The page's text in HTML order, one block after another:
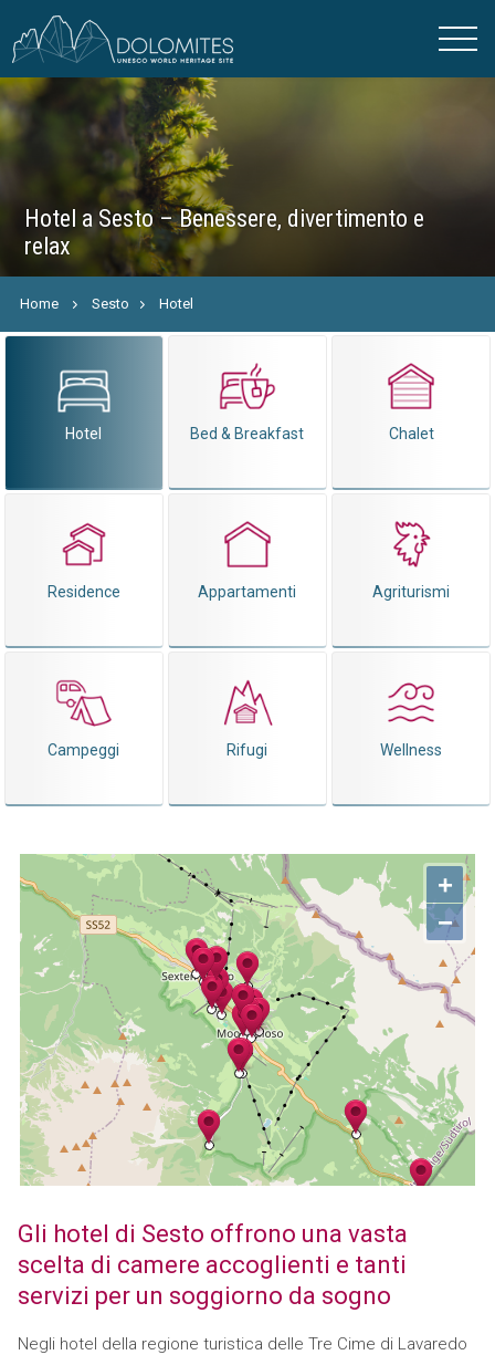
Hotel a Sesto – Benessere, divertimento e
relax
Home Sesto Hotel
Hotel Bed & Breakfast Chalet
Residence Appartamenti Agriturismi
Campeggi Rifugi Wellness
+
−
Gli hotel di Sesto offrono una vasta
scelta di camere accoglienti e tanti
servizi per un soggiorno da sogno
Negli hotel della regione turistica delle Tre Cime di Lavaredo